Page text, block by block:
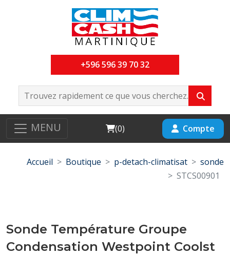
+596 596 39 70 32
MENU Cart
(0) Compte
Accueil Boutique p-detach-climatisat
sonde
STCS00901
Sonde Température Groupe
Condensation Westpoint Coolst